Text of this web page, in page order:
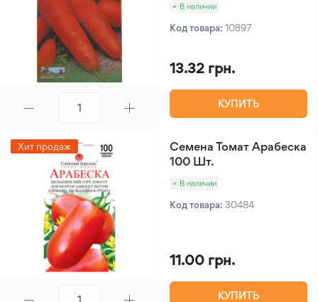
В наличии
Код товара: 10897
13.32 грн.
КУПИТЬ
Хит продаж
Семена Томат Арабеска
100 Шт.
В наличии
Код товара: 30484
11.00 грн.
КУПИТЬ